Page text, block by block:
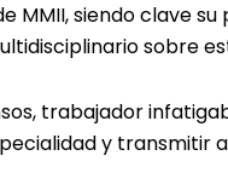
MMII, siendo clave
sobre
trabajador
y transmitir